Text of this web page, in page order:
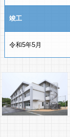
竣工
令和5年5月